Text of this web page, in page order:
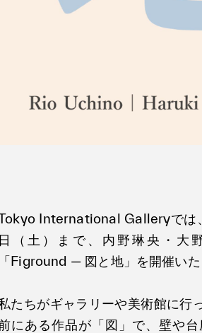
International Galleryでは
日（土）まで、内野琳央・大
「Figround — 図と地」を開催いた
たちがギャラリーや美術館に行
にある作品が「図」で、壁や